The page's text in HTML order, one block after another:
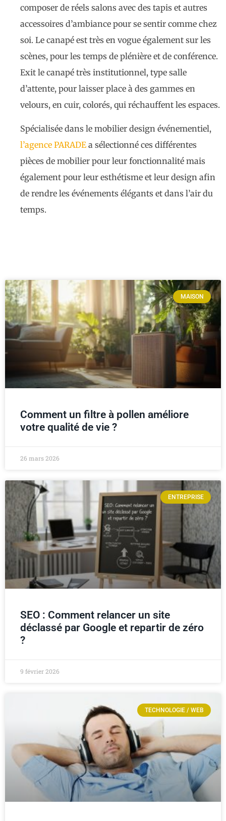
composer de réels salons avec des tapis et autres
accessoires d’ambiance pour se sentir comme chez
soi. Le canapé est très en vogue également sur les
scènes, pour les temps de plénière et de conférence.
Exit le canapé très institutionnel, type salle
d’attente, pour laisser place à des gammes en
velours, en cuir, colorés, qui réchauffent les espaces.
Spécialisée dans le mobilier design événementiel,
l’agence PARADE a sélectionné ces différentes
pièces de mobilier pour leur fonctionnalité mais
également pour leur esthétisme et leur design afin
de rendre les événements élégants et dans l’air du
temps.
MAISON
Comment un filtre à pollen améliore
votre qualité de vie ?
26 mars 2026
ENTREPRISE
SEO : Comment relancer un site
déclassé par Google et repartir de zéro
?
9 février 2026
TECHNOLOGIE / WEB